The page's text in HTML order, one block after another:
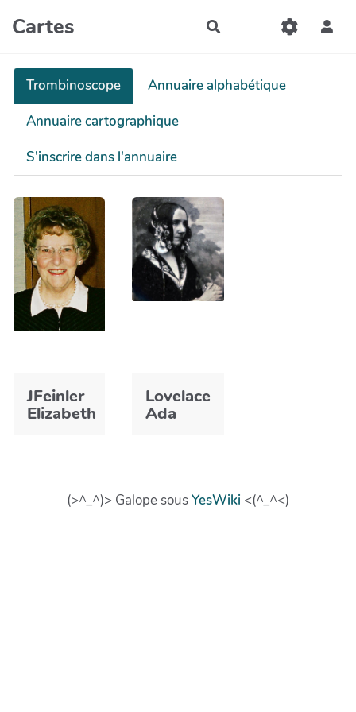
Aller au contenu principal
Cartes Rechercher
Trombinoscope
Annuaire alphabétique
Annuaire cartographique
S'inscrire dans l'annuaire
JFeinler
Elizabeth
Lovelace
Ada
(>^_^)> Galope sousYesWiki <(^_^<)